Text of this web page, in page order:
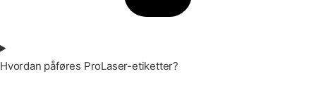
Hvordan påføres ProLaser-etiketter?